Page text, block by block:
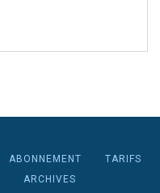
ABONNEMENT
TARIFS
ARCHIVES